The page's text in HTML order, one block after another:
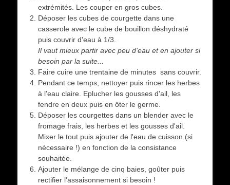
extrémités. Les couper en gros cubes.
Déposer les cubes de courgette dans une
casserole avec le cube de bouillon déshydraté
puis couvrir d'eau à 1/3.
Il vaut mieux partir avec peu d'eau et en ajouter si
besoin par la suite...
Faire cuire une trentaine de minutes sans couvrir.
Pendant ce temps, nettoyer puis rincer les herbes
à l'eau claire. Eplucher les gousses d'ail, les
fendre en deux puis en ôter le germe.
Déposer les courgettes dans un blender avec le
fromage frais, les herbes et les gousses d'ail.
Mixer le tout puis ajouter de l'eau de cuisson (si
nécessaire !) en fonction de la consistance
souhaitée.
Ajouter le mélange de cinq baies, goûter puis
rectifier l'assaisonnement si besoin !